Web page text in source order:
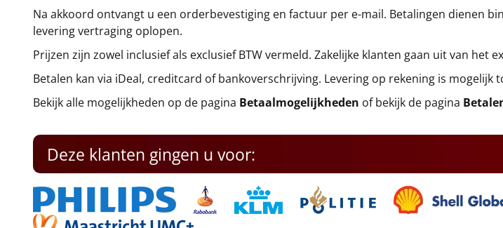
Na akkoord ontvangt u een orderbevestiging en factuur per e-mail. Betalingen dienen
levering vertraging oplopen.
Prijzen zijn zowel inclusief als exclusief BTW vermeld. Zakelijke klanten gaan uit van het
Betalen kan via iDeal, creditcard of bankoverschrijving. Levering op rekening is mogelijk
Bekijk alle mogelijkheden op de pagina Betaalmogelijkheden of bekijk de pagina
Deze klanten gingen u voor: